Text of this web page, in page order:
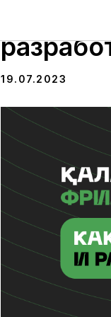
На
19.07.2023